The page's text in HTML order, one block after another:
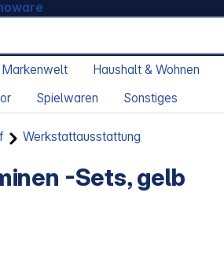
Haushalt & Wohnen
Spielwaren Sonstiges
Werkstattausstattung
-Sets, gelb